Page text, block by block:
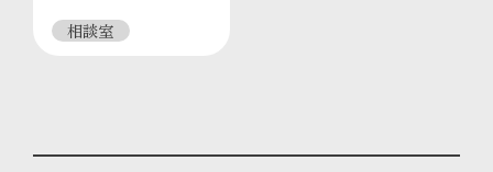
相談室